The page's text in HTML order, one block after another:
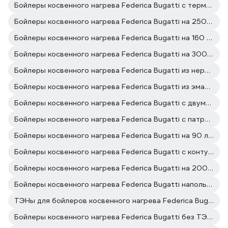
Бойлеры косвенного нагрева Federica Bugatti c термостатом
Бойлеры косвенного нагрева Federica Bugatti на 250 литров
Бойлеры косвенного нагрева Federica Bugatti на 160 литров
Бойлеры косвенного нагрева Federica Bugatti на 300 литров
Бойлеры косвенного нагрева Federica Bugatti из нержавеющей стали
Бойлеры косвенного нагрева Federica Bugatti из эмалированной стали
Бойлеры косвенного нагрева Federica Bugatti с двумя теплообменниками
Бойлеры косвенного нагрева Federica Bugatti с патрубком слива
Бойлеры косвенного нагрева Federica Bugatti на 90 литров
Бойлеры косвенного нагрева Federica Bugatti с контуром рециркуляции
Бойлеры косвенного нагрева Federica Bugatti на 2000 литров
Бойлеры косвенного нагрева Federica Bugatti напольные
ТЭНы для бойлеров косвенного нагрева Federica Bugatti
Бойлеры косвенного нагрева Federica Bugatti без ТЭНа